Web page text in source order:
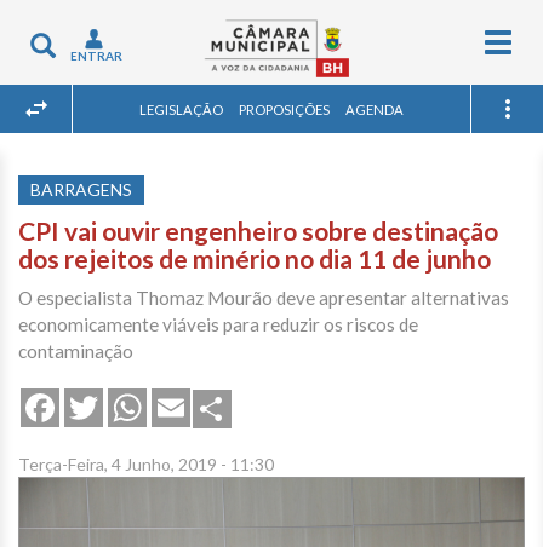
Toggle
navigation
ENTRAR
LEGISLAÇÃO PROPOSIÇÕES AGENDA
BARRAGENS
CPI vai ouvir engenheiro sobre destinação
dos rejeitos de minério no dia 11 de junho
O especialista Thomaz Mourão deve apresentar alternativas
economicamente viáveis para reduzir os riscos de
contaminação
FacebookTwitterWhatsApp
Email
Terça-Feira, 4 Junho, 2019 - 11:30